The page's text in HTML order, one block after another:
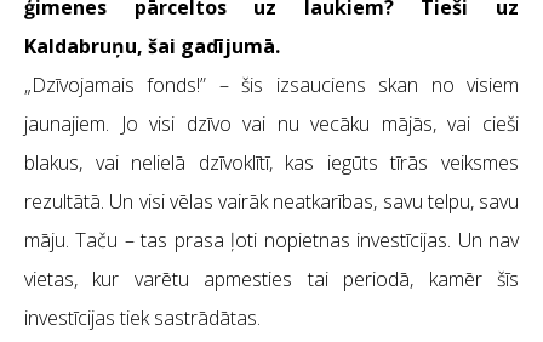
ģimenes pārceltos uz laukiem? Tieši uz
Kaldabruņu, šai gadījumā.
„Dzīvojamais fonds!” – šis izsauciens skan no visiem
jaunajiem. Jo visi dzīvo vai nu vecāku mājās, vai cieši
blakus, vai nelielā dzīvoklītī, kas iegūts tīrās veiksmes
rezultātā. Un visi vēlas vairāk neatkarības, savu telpu, savu
māju. Taču – tas prasa ļoti nopietnas investīcijas. Un nav
vietas, kur varētu apmesties tai periodā, kamēr šīs
investīcijas tiek sastrādātas.